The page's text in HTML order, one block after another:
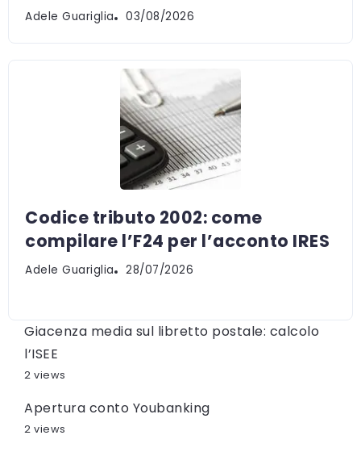
Adele Guariglia 03/08/2026
Codice tributo 2002: come
compilare l’F24 per l’acconto IRES
Adele Guariglia 28/07/2026
Giacenza media sul libretto postale: calcolo
l’ISEE
2 views
Apertura conto Youbanking
2 views